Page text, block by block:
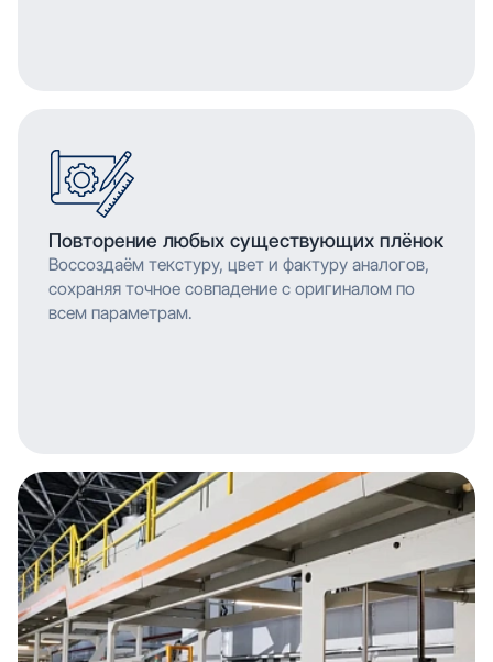
Повторение любых существующих плёнок
Воссоздаём текстуру, цвет и фактуру аналогов,
сохраняя точное совпадение с оригиналом по
всем параметрам.